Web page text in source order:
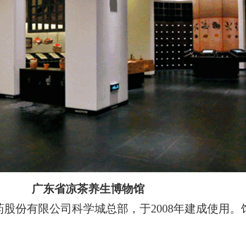
广东省凉茶养生博物馆
有限公司科学城总部，于2008年建成使用。